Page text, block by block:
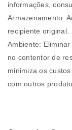
informações,
Armazenamento:
recipiente original.
Ambiente:
no contentor de
minimiza os
com outros